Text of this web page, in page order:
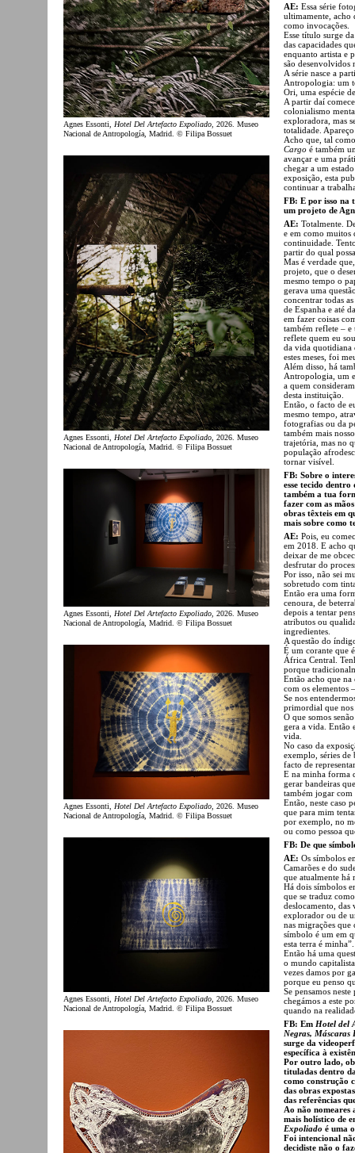
Agnes Essonti, Hotel Del Artefacto Expoliado, 2026. Museo
Nacional de Antropología, Madrid. © Filipa Bossuet
Agnes Essonti, Hotel Del Artefacto Expoliado , 2026. Museo
Nacional de Antropología, Madrid. © Filipa Bossuet
Agnes Essonti, Hotel Del Artefacto Expoliado , 2026. Museo
Nacional de Antropología, Madrid. © Filipa Bossuet
Agnes Essonti, Hotel Del Artefacto Expoliado , 2026. Museo
Nacional de Antropología, Madrid. © Filipa Bossuet
Agnes Essonti, Hotel Del Artefacto Expoliado , 2026. Museo
Nacional de Antropología, Madrid. © Filipa Bossuet
AE: Essa série
ultimamente, acho
como invocações.
Esse título surge
das capacidades
enquanto artista e
são desenvolvidos
A série nasce a
Antropologia: um
Ori, uma espécie
A partir daí
colonialismo
exploradora, mas
totalidade.
Acho que, tal
Cargo é também
avançar e uma
chegar a um
exposição, esta
continuar a
FB: E por isso na
um projeto de
AE: Totalmente.
e em como muitos
continuidade.
partir do qual
Mas é verdade
projeto, que o
mesmo tempo o
gerava uma
concentrar todas
de Espanha e até
em fazer coisas
também reflete – e
reflete quem eu
da vida quotidiana
estes meses, foi
Além disso, há
Antropologia, um
a quem
desta instituição.
Então, o facto de
mesmo tempo,
fotografias ou da
também mais
trajetória, mas no
população
tornar visível.
FB: Sobre o
esse tecido dentro
também a tua
fazer com as
obras têxteis em
mais sobre como
AE: Pois, eu
em 2018. E acho
deixar de me
desfrutar do
Por isso, não sei
sobretudo com
Então era uma
cenoura, de
depois a tentar
atributos ou
ingredientes.
A questão do
É um corante que
África Central.
porque
Então acho que
com os elementos
Se nos
primordial que nos
O que somos
gera a vida. Então
vida.
No caso da
exemplo, séries de
facto de
E na minha forma
gerar bandeiras
também jogar
Então, neste caso
que para mim
por exemplo, no
ou como pessoa
FB: De que
AE: Os símbolos
Camarões e do
que atualmente há
Há dois símbolos
que se traduz
deslocamento, das
explorador ou de
nas migrações
símbolo é um em
esta terra é minha”.
Então há uma
o mundo
vezes damos por
porque eu penso
Se pensamos
chegámos a este
quando na
FB: Em Hotel del
Negras, Máscaras
surge da
específica à
Por outro lado,
tituladas dentro
como construção
das obras
das referências
Ao não nomeares
mais holístico de
Expoliado é uma
Foi intencional
decidiste não o